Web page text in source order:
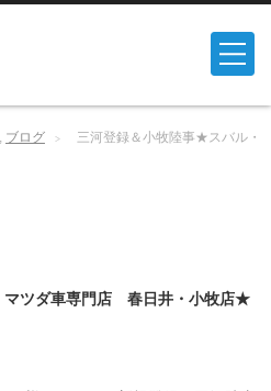
ブログ
三河登録＆小牧陸事★スバル・
マツダ車専門店 春日井・小牧店★